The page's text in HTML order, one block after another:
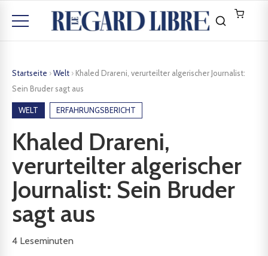
Startseite ›Welt › Khaled Drareni, verurteilter algerischer Journalist:
Sein Bruder sagt aus
WELT ERFAHRUNGSBERICHT
Khaled Drareni,
verurteilter algerischer
Journalist: Sein Bruder
sagt aus
4 Leseminuten